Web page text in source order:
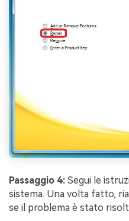
Passaggio 4: Segui le
sistema. Una volta fatto,
se il problema è stato